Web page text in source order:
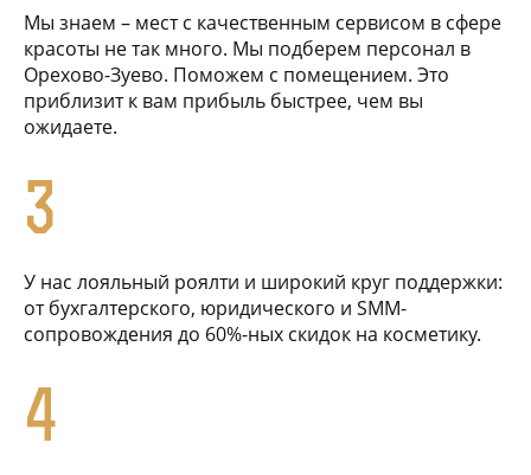
Мы знаем – мест с качественным сервисом в сфере
красоты не так много. Мы подберем персонал в
Орехово-Зуево. Поможем с помещением. Это
приблизит к вам прибыль быстрее, чем вы
ожидаете.
3
У нас лояльный роялти и широкий круг поддержки:
от бухгалтерского, юридического и SMM-
сопровождения до 60%-ных скидок на косметику.
4